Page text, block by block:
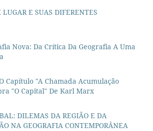
LUGAR E SUAS DIFERENTES
Nova: Da Crítica Da Geografia A Uma
Capítulo "A Chamada Acumulação
"O Capital" De Karl Marx
DILEMAS DA REGIÃO E DA
NA GEOGRAFIA CONTEMPORÂNEA